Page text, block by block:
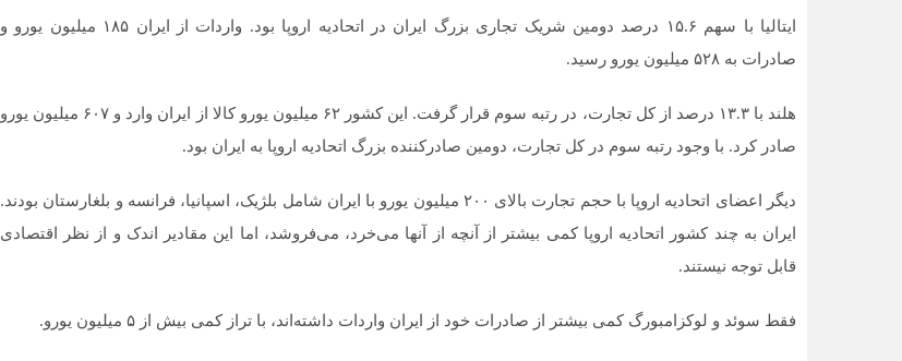
ایتالیا با سهم ۱۵.۶ درصد دومین شریک تجاری بزرگ ایران در اتحادیه اروپا بود. واردات از ایران ۱۸۵ میلیون یورو و
صادرات به ۵۲۸ میلیون یورو رسید.
هلند با ۱۳.۳ درصد از کل تجارت، در رتبه سوم قرار گرفت. این کشور ۶۲ میلیون یورو کالا از ایران وارد و ۶۰۷ میلیون یورو
صادر کرد. با وجود رتبه سوم در کل تجارت، دومین صادرکننده بزرگ اتحادیه اروپا به ایران بود.
دیگر اعضای اتحادیه اروپا با حجم تجارت بالای ۲۰۰ میلیون یورو با ایران شامل بلژیک، اسپانیا، فرانسه و بلغارستان بودند.
ایران به چند کشور اتحادیه اروپا کمی بیشتر از آنچه از آنها می‌خرد، می‌فروشد، اما این مقادیر اندک و از نظر اقتصادی
قابل توجه نیستند.
فقط سوئد و لوکزامبورگ کمی بیشتر از صادرات خود از ایران واردات داشته‌اند، با تراز کمی بیش از ۵ میلیون یورو.